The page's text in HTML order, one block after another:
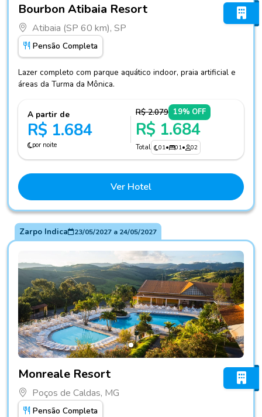
Bourbon Atibaia Resort
Atibaia (SP 60 km), SP
Pensão Completa
Lazer completo com parque aquático indoor, praia artificial e
áreas da Turma da Mônica.
A partir de
R$ 1.684
por noite
R$ 2.079 19% OFF
R$ 1.684
Total 01• 01• 02
Ver Hotel
Zarpo Indica 23/05/2027a 24/05/2027
Monreale Resort
Poços de Caldas, MG
Pensão Completa